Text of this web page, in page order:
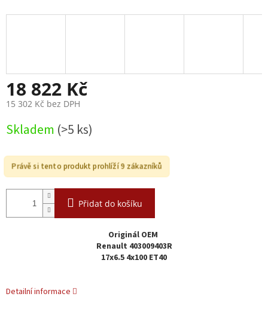
18 822 Kč
15 302 Kč bez DPH
cena:
Skladem (>5 ks)
Právě si tento produkt prohlíží 9 zákazníků
Přidat do košíku
Originál OEM
Renault 403009403R
17x6.5 4x100 ET40
Detailní informace